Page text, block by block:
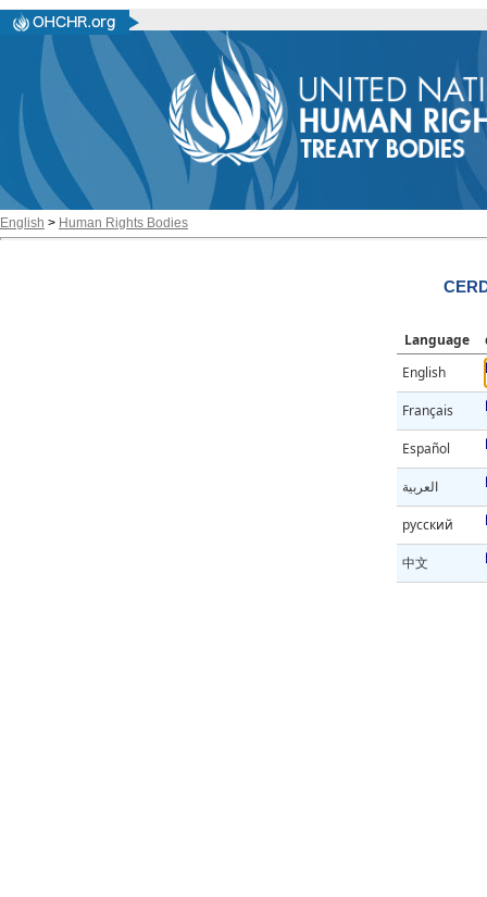
English > Human Rights Bodies
Language
English
Français
Español
العربية
русский
中文